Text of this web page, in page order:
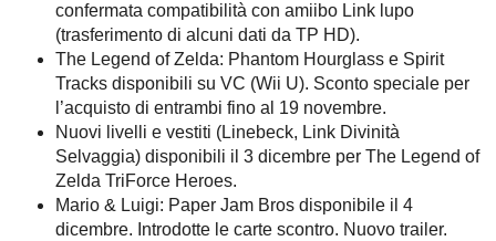
confermata compatibilità con amiibo Link lupo
(trasferimento di alcuni dati da TP HD).
The Legend of Zelda: Phantom Hourglass e Spirit
Tracks disponibili su VC (Wii U). Sconto speciale per
l’acquisto di entrambi fino al 19 novembre.
Nuovi livelli e vestiti (Linebeck, Link Divinità
Selvaggia) disponibili il 3 dicembre per The Legend of
Zelda TriForce Heroes.
Mario & Luigi: Paper Jam Bros disponibile il 4
dicembre. Introdotte le carte scontro. Nuovo trailer.